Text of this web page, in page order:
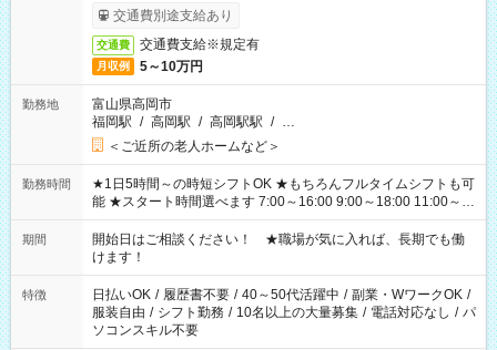
了次第のお支払いとなります。
交通費別途支給あり
交通費 交通費支給※規定有
月収例 5～10万円
勤務地
富山県高岡市
福岡駅 / 高岡駅 / 高岡駅駅 / …
＜ご近所の老人ホームなど＞
勤務時間
★1日5時間～の時短シフトOK ★もちろんフルタイムシフトも可
能 ★スタート時間選べます 7:00～16:00 9:00～18:00 11:00～
20:00 など 残業なし！ ※Wワークの場合、他のお仕事と合わせ
週40時間超の就業はご案内できません ※法令に基づき、週20時
間以上勤務は社会保険への加入対象となります ※労働者派遣法
（日雇い派遣の原則禁止）により、短時間・短期間の就業はご
案内が難しい場合があります
期間
開始日はご相談ください！ ★職場が気に入れば、長期でも働
けます！
特徴 日払いOK / 履歴書不要 / 40～50代活躍中 / 副業・WワークOK /
服装自由 / シフト勤務 / 10名以上の大量募集 / 電話対応なし / パ
ソコンスキル不要